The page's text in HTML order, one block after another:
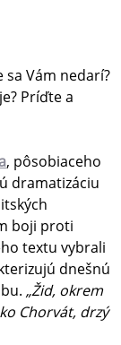
sa Vám nedarí?
Príďte a
, pôsobiaceho
dramatizáciu
boji proti
textu vybrali
dnešnú
„Žid, okrem
Chorvát, drzý